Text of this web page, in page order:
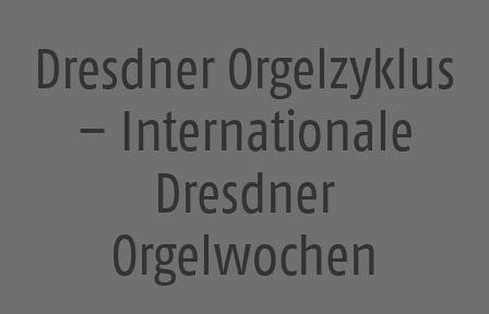
a
t
Dresdner Orgelzyklus
– Internationale
Dresdner
Orgelwochen